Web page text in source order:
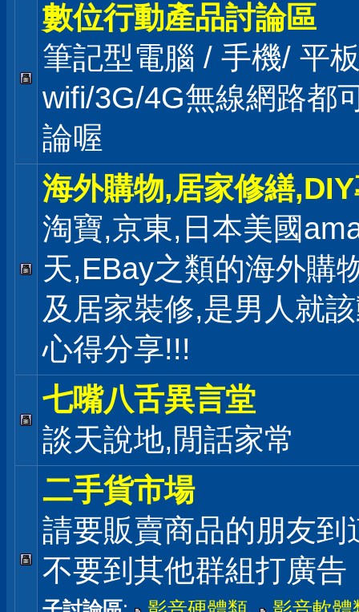
數位行動產品討論區
筆記型電腦 / 手機/ 平
wifi/3G/4G無線網路都
論喔
海外購物,居家修繕
淘寶,京東,日本美國
天,EBay之類的海外購
及居家裝修,是男人就
心得分享!!!
七嘴八舌異言堂
談天說地,閒話家常
二手貨市場
請要販賣商品的朋友到
不要到其他群組打廣告